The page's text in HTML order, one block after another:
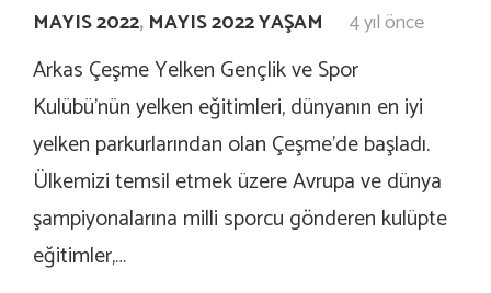
MAYIS 2022, MAYIS 2022 YAŞAM 4 yıl önce
Arkas Çeşme Yelken Gençlik ve Spor
Kulübü’nün yelken eğitimleri, dünyanın en iyi
yelken parkurlarından olan Çeşme’de başladı.
Ülkemizi temsil etmek üzere Avrupa ve dünya
şampiyonalarına milli sporcu gönderen kulüpte
eğitimler,…